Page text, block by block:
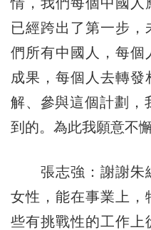
已經跨出了第一步，
們所有中國人，每個
成果，每個人去轉發
解、參與這個計劃，
到的。為此我願意不
張志強：謝謝朱
女性，能在事業上，
些有挑戰性的工作上